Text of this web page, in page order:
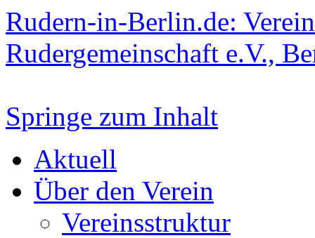
Rudern-in-Berlin.de:
Rudergemeinschaft e.V.,
Springe zum Inhalt
Aktuell
Über den Verein
Vereinsstruktur